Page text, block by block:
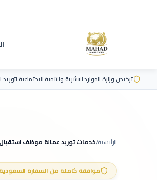
ترخيص وزارة الموارد البشرية والتنمية الاجتماعية
الرئيسية/خدمات توريد عمالة موظف
موافقة كاملة من السفارة